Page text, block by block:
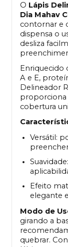
O Lápis
Dia Mahav
contornar e
dispensa o
desliza
Enriquecido
A e E,
Delineador
proporciona
cobertura
Versátil:
Efeito
elegante
Modo de
girando a
quebrar.